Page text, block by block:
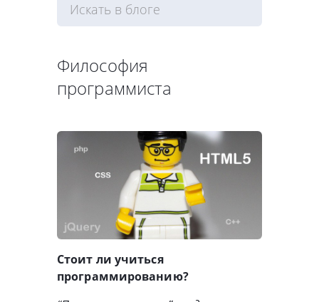
Философия
программиста
Стоит ли учиться
программированию?